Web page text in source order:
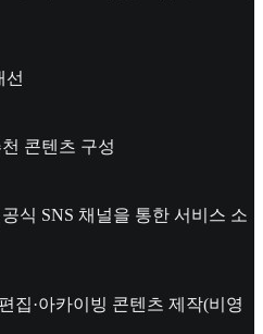
선
콘텐츠 구성
식 SNS 채널을 통한 서비스 소
집·아카이빙 콘텐츠 제작(비영